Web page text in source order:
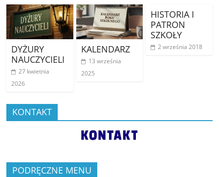
DYŻURY
NAUCZYCIELI
27 kwietnia
2026
KALENDARZ
13 września
2025
HISTORIA I
PATRON
SZKOŁY
2 września 2018
KONTAKT
PODRĘCZNE MENU